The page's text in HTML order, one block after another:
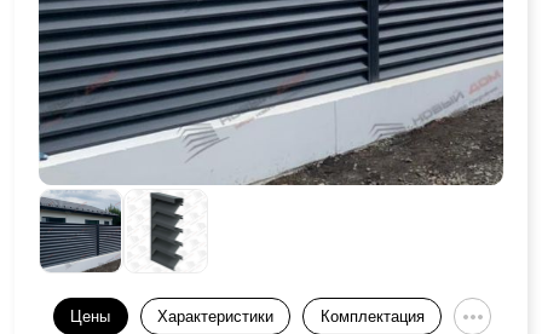
Цены Характеристики Комплектация